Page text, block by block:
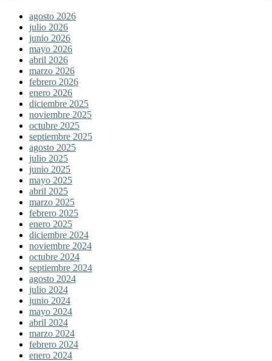
agosto 2026
julio 2026
junio 2026
mayo 2026
abril 2026
marzo 2026
febrero 2026
enero 2026
diciembre 2025
noviembre 2025
octubre 2025
septiembre 2025
agosto 2025
julio 2025
junio 2025
mayo 2025
abril 2025
marzo 2025
febrero 2025
enero 2025
diciembre 2024
noviembre 2024
octubre 2024
septiembre 2024
agosto 2024
julio 2024
junio 2024
mayo 2024
abril 2024
marzo 2024
febrero 2024
enero 2024